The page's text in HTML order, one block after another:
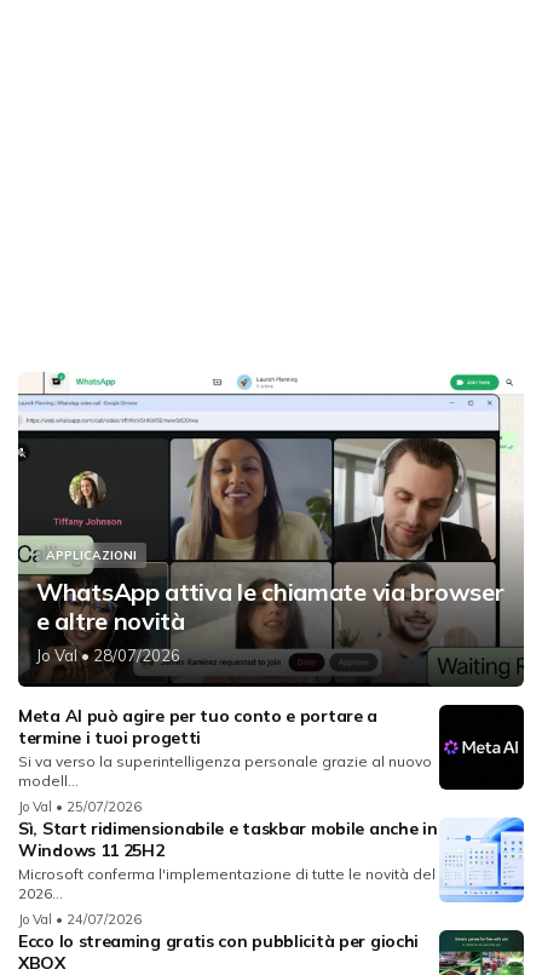
APPLICAZIONI
WhatsApp attiva le chiamate via browser
e altre novità
Jo Val• 28/07/2026
Meta AI può agire per tuo conto e portare a
termine i tuoi progetti
Si va verso la superintelligenza personale grazie al nuovo
modell...
Jo Val • 25/07/2026
Sì, Start ridimensionabile e taskbar mobile anche in
Windows 11 25H2
Microsoft conferma l'implementazione di tutte le novità del
2026...
Jo Val • 24/07/2026
Ecco lo streaming gratis con pubblicità per giochi
XBOX